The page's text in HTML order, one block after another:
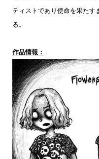
ティストであり使命を果たす
る。
作品情報：